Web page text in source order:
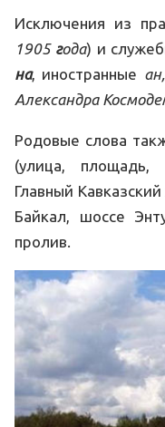
Исключения из
1905 года) и
на, иностранные
Александра
Родовые слова
(улица,
Главный
Байкал, шоссе
пролив.